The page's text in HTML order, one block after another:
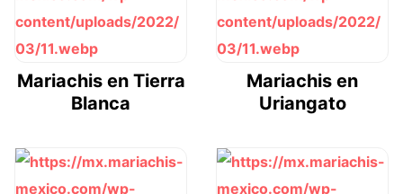
Mariachis en Tierra
Blanca
Mariachis en
Uriangato